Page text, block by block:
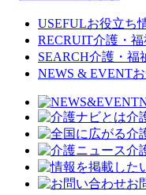
contentUSEFULお役立ち
RECRUIT介護・
SEARCH介護・福
NEWS & EVENT
介
介
お